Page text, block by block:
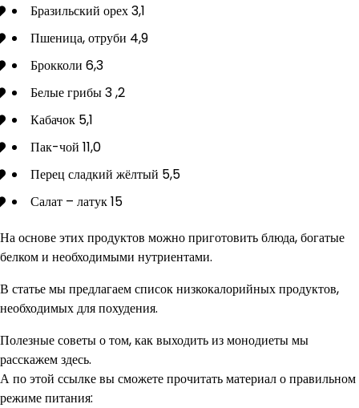
Бразильский орех 3,1
Пшеница, отруби 4,9
Брокколи 6,3
Белые грибы 3 ,2
Кабачок 5,1
Пак-чой 11,0
Перец сладкий жёлтый 5,5
Салат – латук 15
На основе этих продуктов можно приготовить блюда, богатые
белком и необходимыми нутриентами.
В статье мы предлагаем список низкокалорийных продуктов,
необходимых для похудения.
Полезные советы о том, как выходить из монодиеты мы
расскажем здесь.
А по этой ссылке вы сможете прочитать материал о правильном
режиме питания: